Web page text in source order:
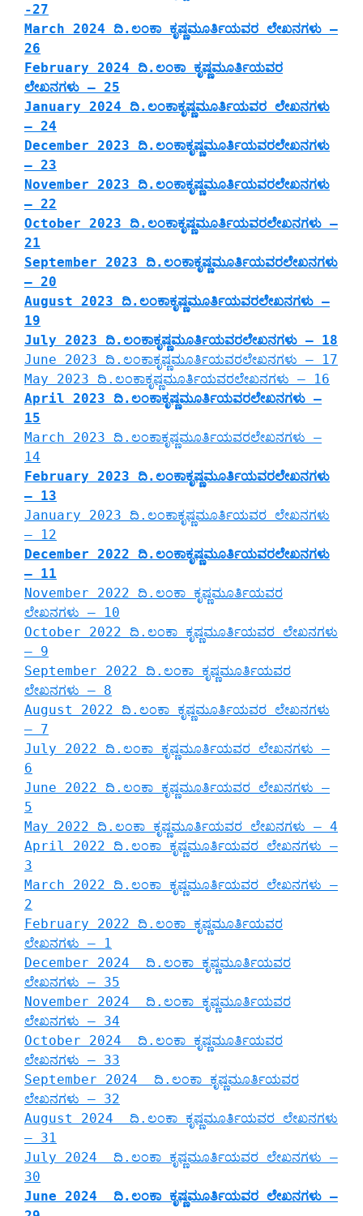
-27
March 2024 ದಿ.ಲಂಕಾ ಕೃಷ್ಣಮೂರ್ತಿಯವರ ಲೇಖನಗಳು –
26
February 2024 ದಿ.ಲಂಕಾ ಕೃಷ್ಣಮೂರ್ತಿಯವರ
ಲೇಖನಗಳು – 25
January 2024 ದಿ.ಲಂಕಾಕೃಷ್ಣಮೂರ್ತಿಯವರ ಲೇಖನಗಳು
– 24
December 2023 ದಿ.ಲಂಕಾಕೃಷ್ಣಮೂರ್ತಿಯವರಲೇಖನಗಳು
– 23
November 2023 ದಿ.ಲಂಕಾಕೃಷ್ಣಮೂರ್ತಿಯವರಲೇಖನಗಳು
– 22
October 2023 ದಿ.ಲಂಕಾಕೃಷ್ಣಮೂರ್ತಿಯವರಲೇಖನಗಳು –
21
September 2023 ದಿ.ಲಂಕಾಕೃಷ್ಣಮೂರ್ತಿಯವರಲೇಖನಗಳು
– 20
August 2023 ದಿ.ಲಂಕಾಕೃಷ್ಣಮೂರ್ತಿಯವರಲೇಖನಗಳು –
19
July 2023 ದಿ.ಲಂಕಾಕೃಷ್ಣಮೂರ್ತಿಯವರಲೇಖನಗಳು – 18
June 2023 ದಿ.ಲಂಕಾಕೃಷ್ಣಮೂರ್ತಿಯವರಲೇಖನಗಳು – 17
May 2023 ದಿ.ಲಂಕಾಕೃಷ್ಣಮೂರ್ತಿಯವರಲೇಖನಗಳು – 16
April 2023 ದಿ.ಲಂಕಾಕೃಷ್ಣಮೂರ್ತಿಯವರಲೇಖನಗಳು –
15
March 2023 ದಿ.ಲಂಕಾಕೃಷ್ಣಮೂರ್ತಿಯವರಲೇಖನಗಳು –
14
February 2023 ದಿ.ಲಂಕಾಕೃಷ್ಣಮೂರ್ತಿಯವರಲೇಖನಗಳು
– 13
January 2023 ದಿ.ಲಂಕಾಕೃಷ್ಣಮೂರ್ತಿಯವರ ಲೇಖನಗಳು
– 12
December 2022 ದಿ.ಲಂಕಾಕೃಷ್ಣಮೂರ್ತಿಯವರಲೇಖನಗಳು
– 11
November 2022 ದಿ.ಲಂಕಾ ಕೃಷ್ಣಮೂರ್ತಿಯವರ
ಲೇಖನಗಳು – 10
October 2022 ದಿ.ಲಂಕಾ ಕೃಷ್ಣಮೂರ್ತಿಯವರ ಲೇಖನಗಳು
– 9
September 2022 ದಿ.ಲಂಕಾ ಕೃಷ್ಣಮೂರ್ತಿಯವರ
ಲೇಖನಗಳು – 8
August 2022 ದಿ.ಲಂಕಾ ಕೃಷ್ಣಮೂರ್ತಿಯವರ ಲೇಖನಗಳು
– 7
July 2022 ದಿ.ಲಂಕಾ ಕೃಷ್ಣಮೂರ್ತಿಯವರ ಲೇಖನಗಳು –
6
June 2022 ದಿ.ಲಂಕಾ ಕೃಷ್ಣಮೂರ್ತಿಯವರ ಲೇಖನಗಳು –
5
May 2022 ದಿ.ಲಂಕಾ ಕೃಷ್ಣಮೂರ್ತಿಯವರ ಲೇಖನಗಳು – 4
April 2022 ದಿ.ಲಂಕಾ ಕೃಷ್ಣಮೂರ್ತಿಯವರ ಲೇಖನಗಳು –
3
March 2022 ದಿ.ಲಂಕಾ ಕೃಷ್ಣಮೂರ್ತಿಯವರ ಲೇಖನಗಳು –
2
February 2022 ದಿ.ಲಂಕಾ ಕೃಷ್ಣಮೂರ್ತಿಯವರ
ಲೇಖನಗಳು – 1
December 2024 ದಿ.ಲಂಕಾ ಕೃಷ್ಣಮೂರ್ತಿಯವರ
ಲೇಖನಗಳು – 35
November 2024 ದಿ.ಲಂಕಾ ಕೃಷ್ಣಮೂರ್ತಿಯವರ
ಲೇಖನಗಳು – 34
October 2024 ದಿ.ಲಂಕಾ ಕೃಷ್ಣಮೂರ್ತಿಯವರ
ಲೇಖನಗಳು – 33
September 2024 ದಿ.ಲಂಕಾ ಕೃಷ್ಣಮೂರ್ತಿಯವರ
ಲೇಖನಗಳು – 32
August 2024 ದಿ.ಲಂಕಾ ಕೃಷ್ಣಮೂರ್ತಿಯವರ ಲೇಖನಗಳು
– 31
July 2024 ದಿ.ಲಂಕಾ ಕೃಷ್ಣಮೂರ್ತಿಯವರ ಲೇಖನಗಳು –
30
June 2024 ದಿ.ಲಂಕಾ ಕೃಷ್ಣಮೂರ್ತಿಯವರ ಲೇಖನಗಳು –